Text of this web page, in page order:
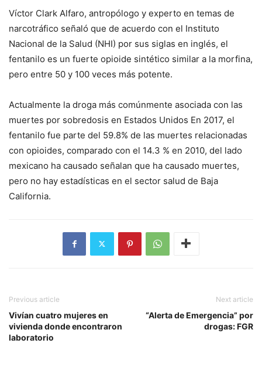
Víctor Clark Alfaro, antropólogo y experto en temas de
narcotráfico señaló que de acuerdo con el Instituto
Nacional de la Salud (NHI) por sus siglas en inglés, el
fentanilo es un fuerte opioide sintético similar a la morfina,
pero entre 50 y 100 veces más potente.
Actualmente la droga más comúnmente asociada con las
muertes por sobredosis en Estados Unidos En 2017, el
fentanilo fue parte del 59.8% de las muertes relacionadas
con opioides, comparado con el 14.3 % en 2010, del lado
mexicano ha causado señalan que ha causado muertes,
pero no hay estadísticas en el sector salud de Baja
California.
Previous article
Vivían cuatro mujeres en
vivienda donde encontraron
laboratorio
Next article
“Alerta de Emergencia” por
drogas: FGR